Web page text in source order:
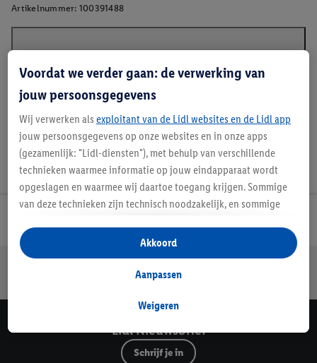
Artikelnummer: 100391488
Veilig winkelen
Lidl Nieuwsbrief
Schrijf je in
Voordat we verder gaan: de verwerking van
jouw persoonsgegevens
Wij verwerken als exploitant van de Lidl websites en de Lidl app
jouw persoonsgegevens op onze websites en in onze apps
(gezamenlijk: "Lidl-diensten"), met behulp van verschillende
technieken waarmee informatie op jouw eindapparaat wordt
opgeslagen en waarmee wij daartoe toegang krijgen. Sommige
van deze technieken zijn technisch noodzakelijk, en sommige
opslaan van voorkeursinstellingen, het verzamelen en
analyseren van statistieken of voor het tonen van
gepersonaliseerde reclame binnen en buiten de Lidl-diensten.
gegevens over jouw aankoopgedrag in de winkel ook voor de
Als je hier toestemming geeft aan ons voor het personaliseren
van reclame en als je vervolgens een Lidl Plus-account
Weigeren
Aanpassen
Akkoord